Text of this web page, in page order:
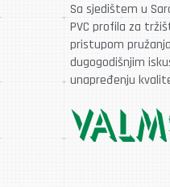
Sa sjedištem u
PVC profila za
pristupom
dugogodišnjim
unapređenju